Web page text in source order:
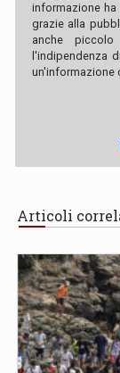
informazione ha
grazie alla
anche
l'indipendenza
un'informazione
Articoli